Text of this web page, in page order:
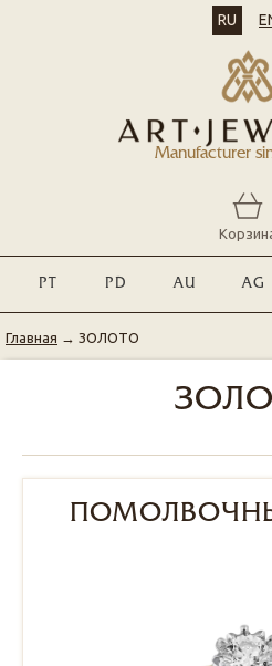
Manufacturer
RU
PT PD AU AG
Главная → ЗОЛОТО